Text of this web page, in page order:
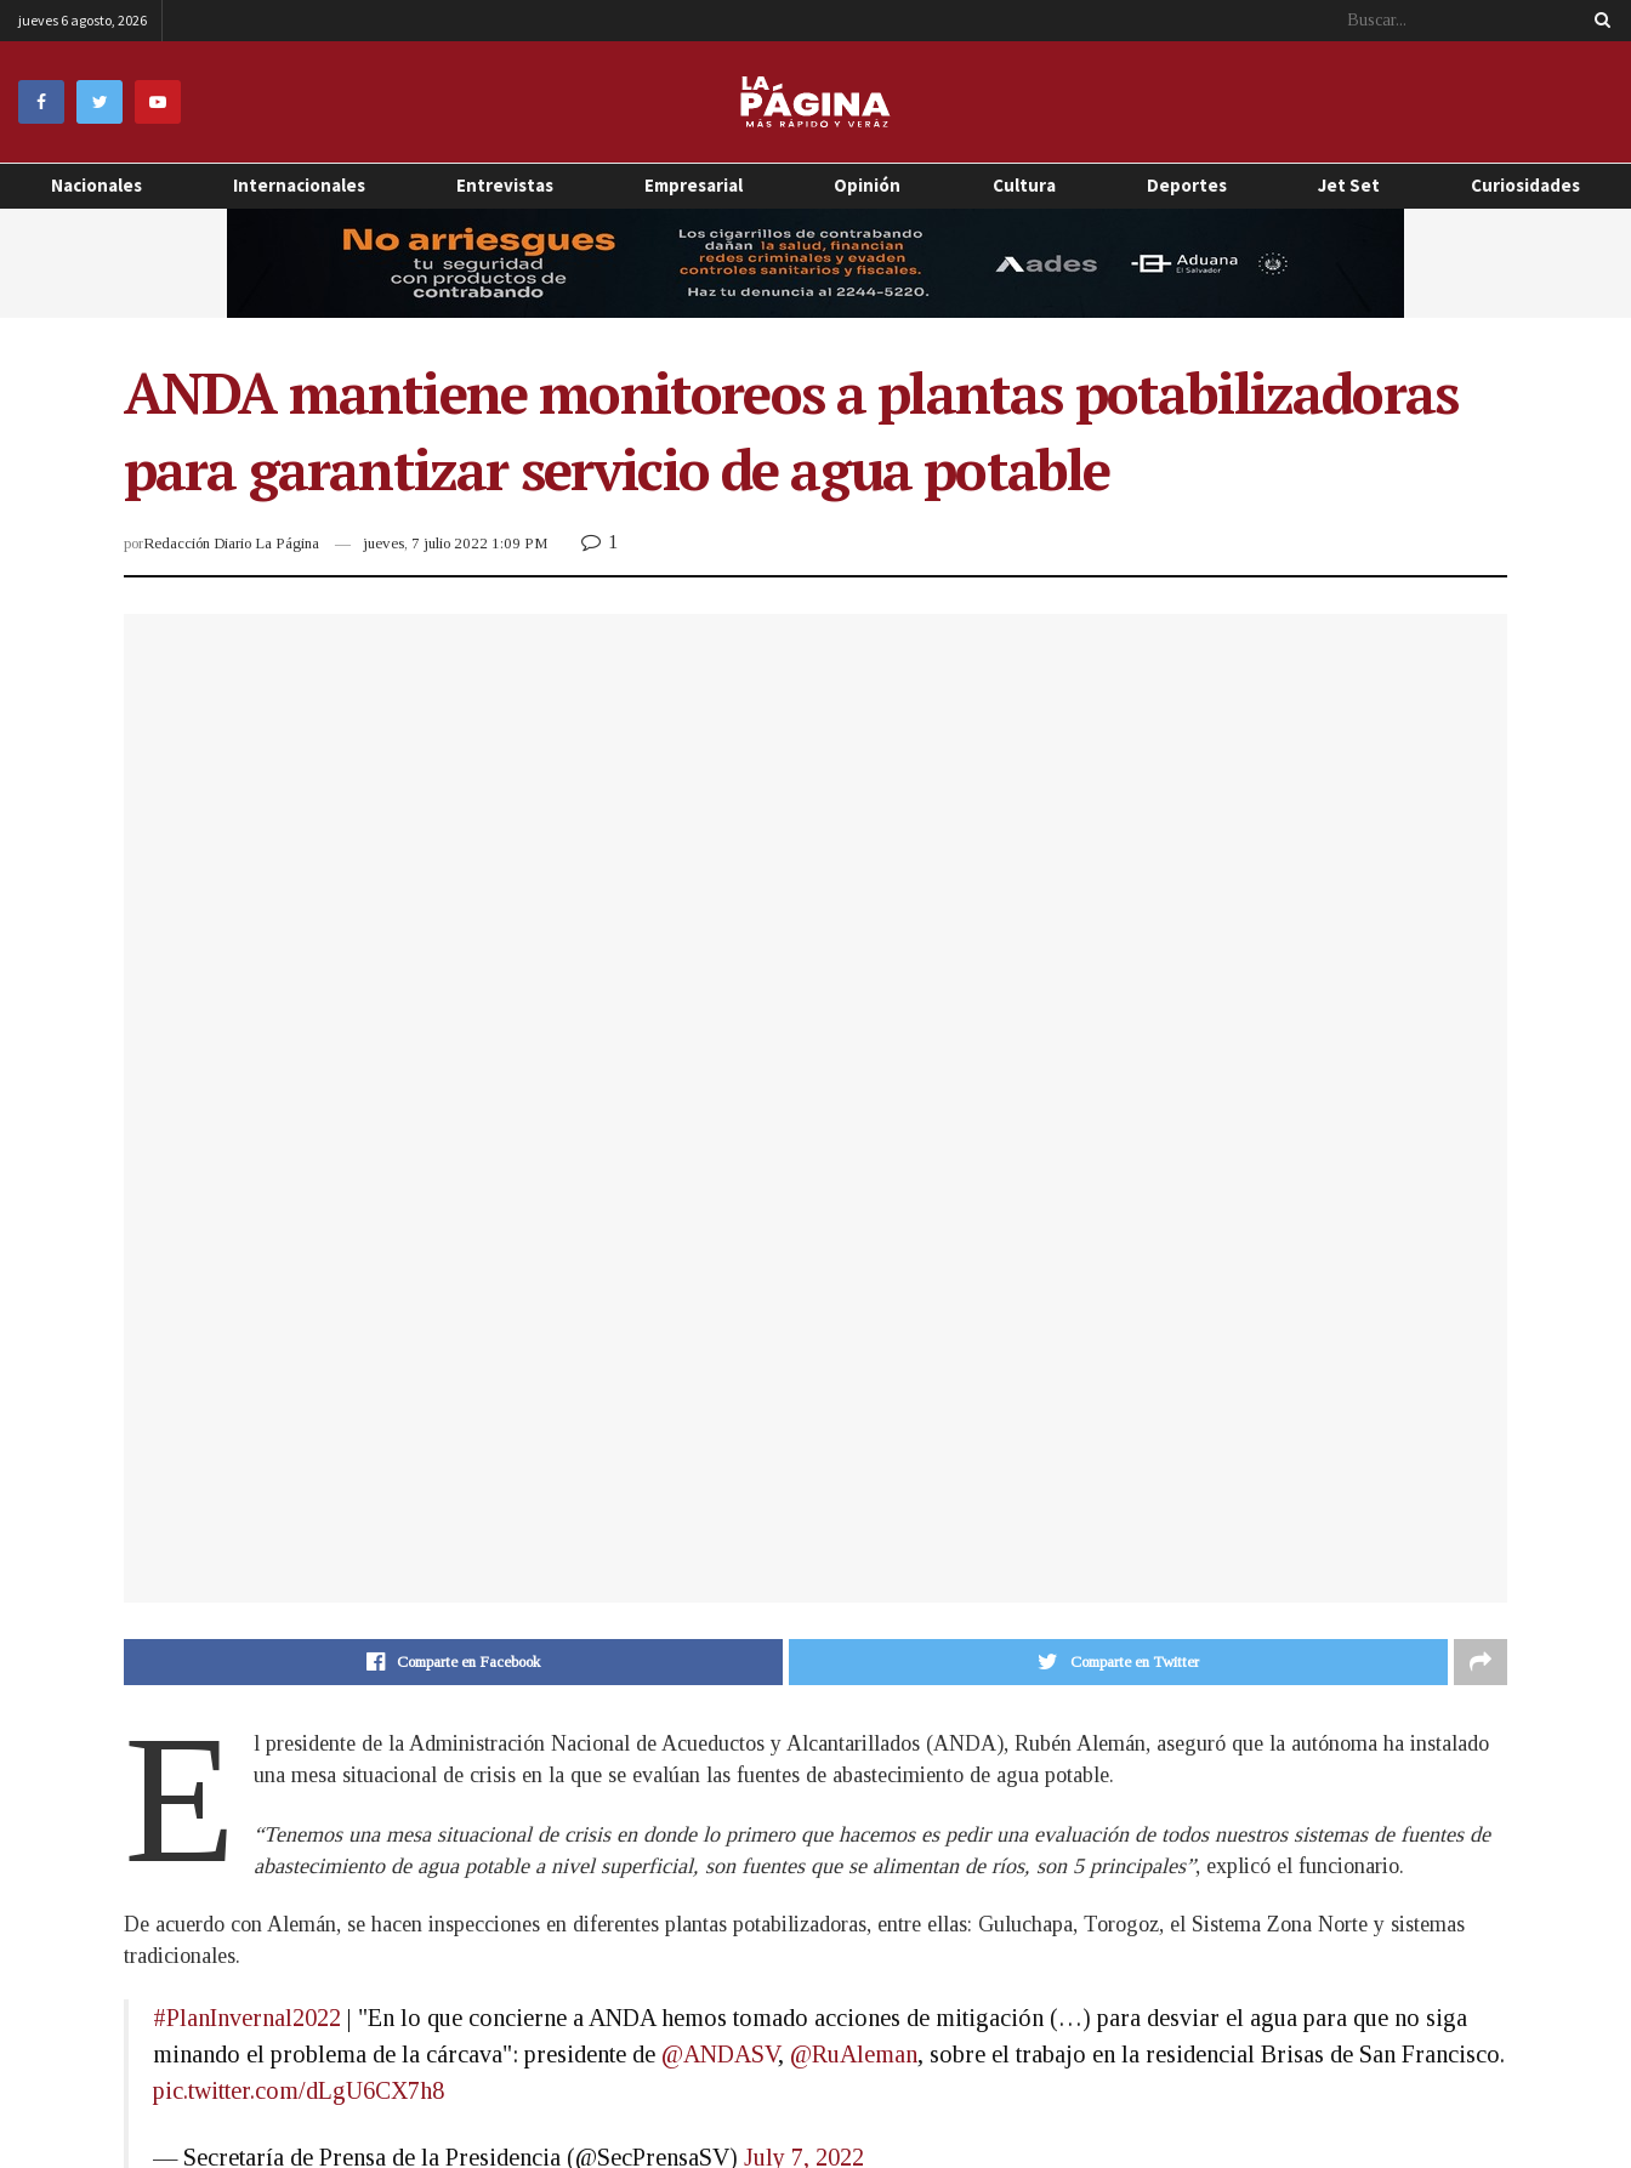
jueves 6 agosto, 2026
Nacionales Internacionales Entrevistas Empresarial Opinión Cultura Deportes Jet Set Curiosidades
ANDA mantiene monitoreos a plantas potabilizadoras
para garantizar servicio de agua potable
porRedacción Diario La Página jueves, 7 julio 2022 1:09 PM 1
Comparte en Facebook Comparte en Twitter
E
l presidente de la Administración Nacional de Acueductos y Alcantarillados (ANDA), Rubén Alemán, aseguró que la autónoma ha instalado
una mesa situacional de crisis en la que se evalúan las fuentes de abastecimiento de agua potable.
“Tenemos una mesa situacional de crisis en donde lo primero que hacemos es pedir una evaluación de todos nuestros sistemas de fuentes de
abastecimiento de agua potable a nivel superficial, son fuentes que se alimentan de ríos, son 5 principales”, explicó el funcionario.
De acuerdo con Alemán, se hacen inspecciones en diferentes plantas potabilizadoras, entre ellas: Guluchapa, Torogoz, el Sistema Zona Norte y sistemas
tradicionales.
#PlanInvernal2022 | "En lo que concierne a ANDA hemos tomado acciones de mitigación (…) para desviar el agua para que no siga
minando el problema de la cárcava": presidente de @ANDASV, @RuAleman, sobre el trabajo en la residencial Brisas de San Francisco.
pic.twitter.com/dLgU6CX7h8
— Secretaría de Prensa de la Presidencia (@SecPrensaSV) July 7, 2022